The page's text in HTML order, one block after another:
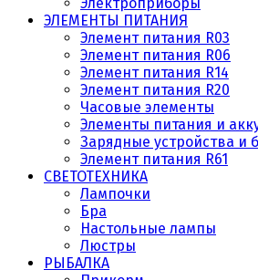
ЭЛЕМЕНТЫ ПИТАНИЯ
Элемент питания R03
Элемент питания R06
Элемент питания R14
Элемент питания R20
Часовые элементы
Элементы питания и
Зарядные устройства и
Элемент питания R61
СВЕТОТЕХНИКА
Лампочки
Бра
Настольные лампы
Люстры
РЫБАЛКА